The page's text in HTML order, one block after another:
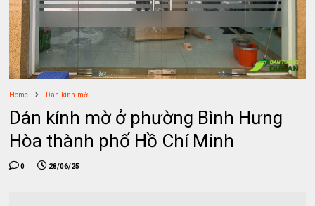
Home Dán-kính-mờ
Dán kính mờ ở phường Bình Hưng
Hòa thành phố Hồ Chí Minh
0 28/06/25